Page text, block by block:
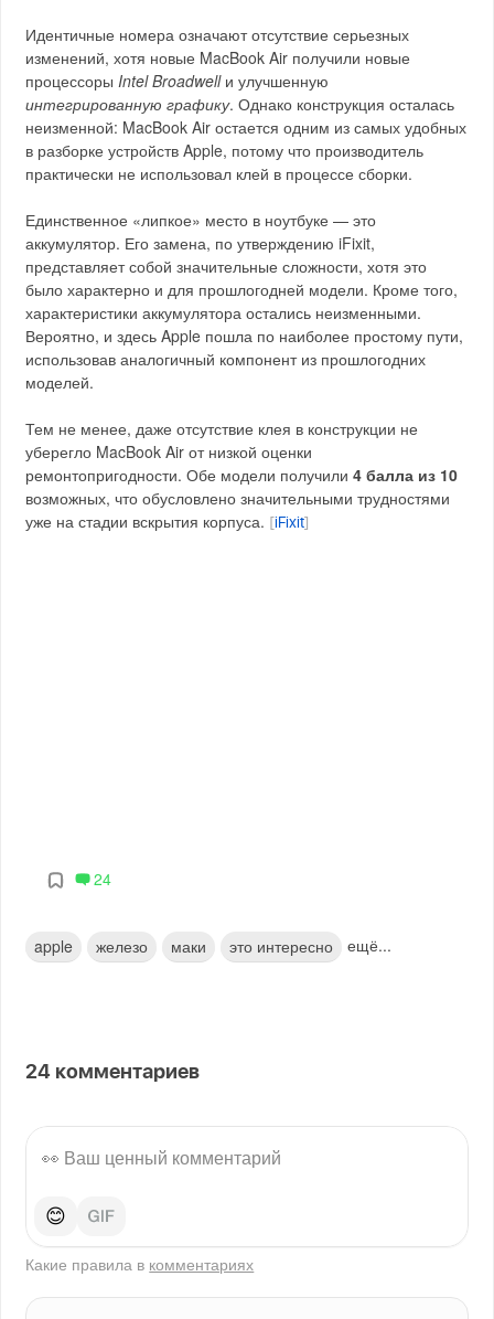
Идентичные номера означают отсутствие серьезных
изменений, хотя новые MacBook Air получили новые
процессорыIntel Broadwellи улучшенную
интегрированную графику. Однако конструкция осталась
неизменной: MacBook Air остается одним из самых удобных
в разборке устройств Apple, потому что производитель
практически не использовал клей в процессе сборки.
Единственное «липкое» место в ноутбуке — это
аккумулятор. Его замена, по утверждению iFixit,
представляет собой значительные сложности, хотя это
было характерно и для прошлогодней модели. Кроме того,
характеристики аккумулятора остались неизменными.
Вероятно, и здесь Apple пошла по наиболее простому пути,
использовав аналогичный компонент из прошлогодних
моделей.
Тем не менее, даже отсутствие клея в конструкции не
уберегло MacBook Air от низкой оценки
ремонтопригодности. Обе модели получили4 балла из 10
возможных, что обусловлено значительными трудностями
уже на стадии вскрытия корпуса.
[iFixit
24
apple железо маки это интересно ещё...
24 комментариев
😊
Какие правила в комментариях